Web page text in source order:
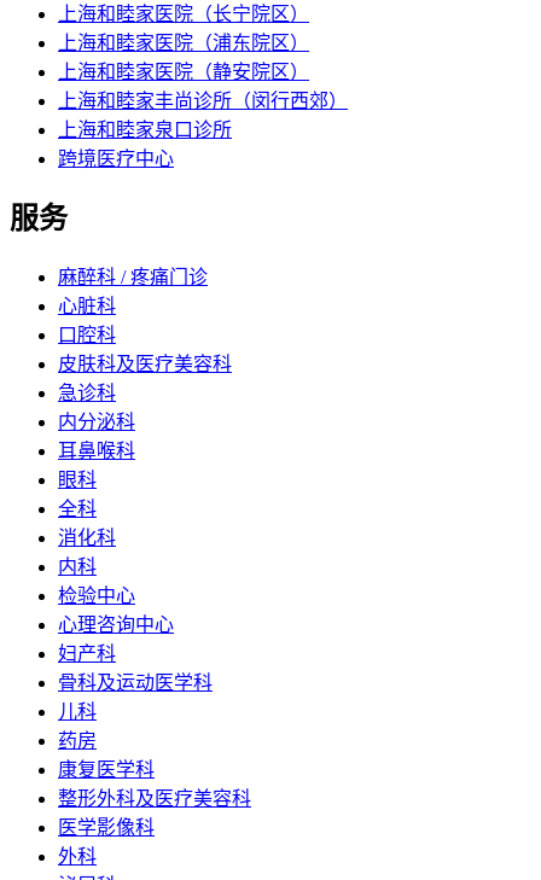
上海和睦家医院（长宁院区）
上海和睦家医院（浦东院区）
上海和睦家医院（静安院区）
上海和睦家丰尚诊所（闵行西郊）
上海和睦家泉口诊所
跨境医疗中心
服务
麻醉科 / 疼痛门诊
心脏科
口腔科
皮肤科及医疗美容科
急诊科
内分泌科
耳鼻喉科
眼科
全科
消化科
内科
检验中心
心理咨询中心
妇产科
骨科及运动医学科
儿科
药房
康复医学科
整形外科及医疗美容科
医学影像科
外科